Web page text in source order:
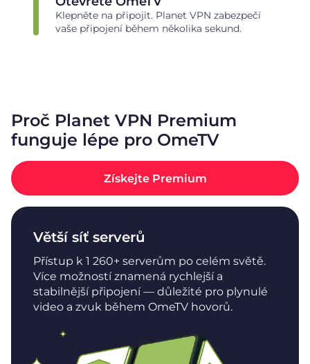
Klepněte na připojit. Planet VPN zabezpečí
vaše připojení během několika sekund.
Proč Planet VPN Premium
funguje lépe pro OmeTV
Získejte Premium
Větší síť serverů
Přístup k 1 260+ serverům po celém světě.
Více možností znamená rychlejší a
stabilnější připojení — důležité pro plynulé
video a zvuk během OmeTV hovorů.